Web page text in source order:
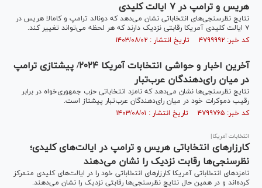
هریس و ترامپ در ۷ ایالت کلیدی
نتایج نظرسنجی‌های انتخاباتی نشان می‌دهد که دونالد ترامپ و کامالا هریس در
۷ ایالت کلیدی آمریکا رقابتی نزدیک دارند که هر لحظه می‌تواند تغییر کند.
کد خبر: ۴۷۹۹۹۹۲ تاریخ انتشار : ۱۴۰۳/۰۸/۰۲
آخرین اخبار و حواشی انتخابات آمریکا ۲۰۲۴/ پیشتازی ترامپ
در میان رای‌دهندگان عرب‌تبار
نتایج نظرسنجی‌ها نشان می‌دهد که نامزد انتخاباتی حزب جمهوری‌خواه در برابر
رقیب دموکرات خود در میان رای‌دهندگان عرب‌‎تبار پیشتاز است.
کد خبر: ۴۷۹۹۷۶۵ تاریخ انتشار : ۱۴۰۳/۰۸/۰۱
انتخابات آمریکا|
کارزار‌های انتخاباتی هریس و ترامپ در ایالت‌های کلیدی؛
نظرسنجی‌ها رقابت نزدیک را نشان می‌دهند
نامزد‌های انتخاباتی آمریکا کارزار‌های انتخاباتی خود را در ایالت‌های کلیدی متمرکز
کرده‌اند و در همین حال نتایج نظرسنجی‌ها رقابتی نزدیک را نشان می‌دهند.